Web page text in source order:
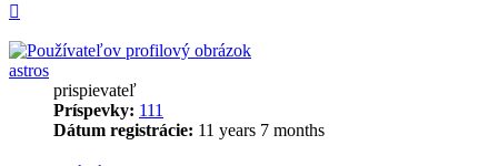
astros
prispievateľ
Príspevky: 111
Dátum registrácie: 11 years 7 months